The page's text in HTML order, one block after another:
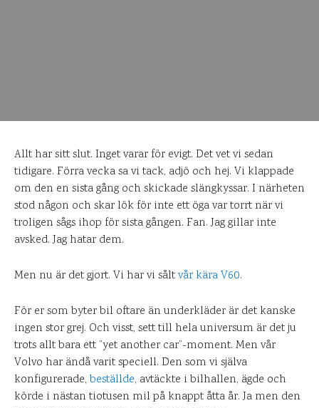
Allt har sitt slut. Inget varar för evigt. Det vet vi sedan
tidigare. Förra vecka sa vi tack, adjö och hej. Vi klappade
om den en sista gång och skickade slängkyssar. I närheten
stod någon och skar lök för inte ett öga var torrt när vi
troligen sågs ihop för sista gången. Fan. Jag gillar inte
avsked. Jag hatar dem.
Men nu är det gjort. Vi har vi såltvår kära V60.
För er som byter bil oftare än underkläder är det kanske
ingen stor grej. Och visst, sett till hela universum är det ju
trots allt bara ett ”yet another car”-moment. Men vår
Volvo har ändå varit speciell. Den som vi själva
konfigurerade, beställde, avtäckte i bilhallen, ägde och
körde i nästan tiotusen mil på knappt åtta år. Ja men den